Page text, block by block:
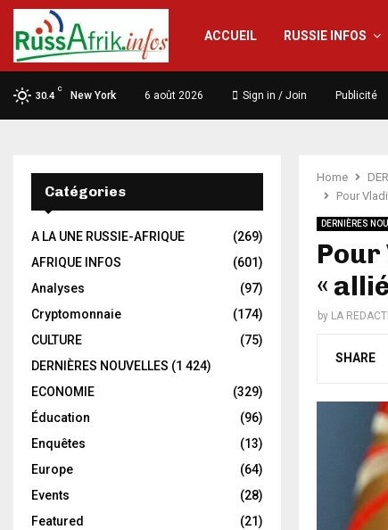
ACCUEIL RUSSIE INFOS
30.4
C
New York 6 août 2026 Sign in / Join Publicité
Home
Pour
DERNIÈRES
Pour
«
by LA
SHARE
Catégories
A LA UNE RUSSIE-AFRIQUE
(269)
AFRIQUE INFOS
(601)
Analyses
(97)
Cryptomonnaie
(174)
CULTURE
(75)
DERNIÈRES NOUVELLES (1 424)
ECONOMIE
(329)
Éducation
(96)
Enquêtes
(13)
Europe
(64)
Events
(28)
Featured
(21)